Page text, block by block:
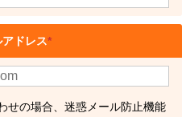
アドレス*
せの場合、迷惑メール防止機能